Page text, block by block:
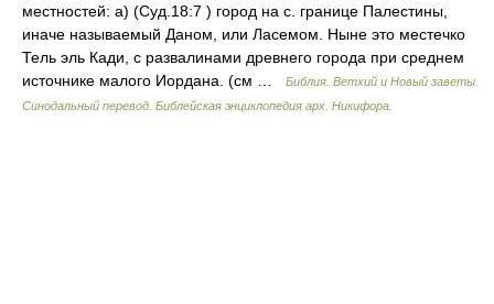
местностей: а) (Суд.18:7 ) город на с. границе Палестины,
иначе называемый Даном, или Ласемом. Ныне это местечко
Тель эль Кади, с развалинами древнего города при среднем
источнике малого Иордана. (см …
Библия. Ветхий и Новый заветы.
Синодальный перевод. Библейская энциклопедия арх. Никифора.